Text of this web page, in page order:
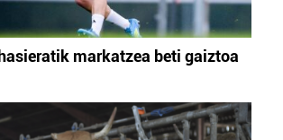
markatzea beti gaiztoa